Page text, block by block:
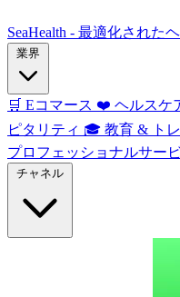
SeaHealth - 最適化された
🛒 Eコマース ❤️ ヘルスケ
ピタリティ 🎓 教育 & ト
プロフェッショナルサー